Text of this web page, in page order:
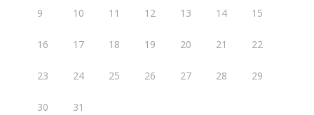
9 10 11 12 13 14 15
16 17 18 19 20 21 22
23 24 25 26 27 28 29
30
31